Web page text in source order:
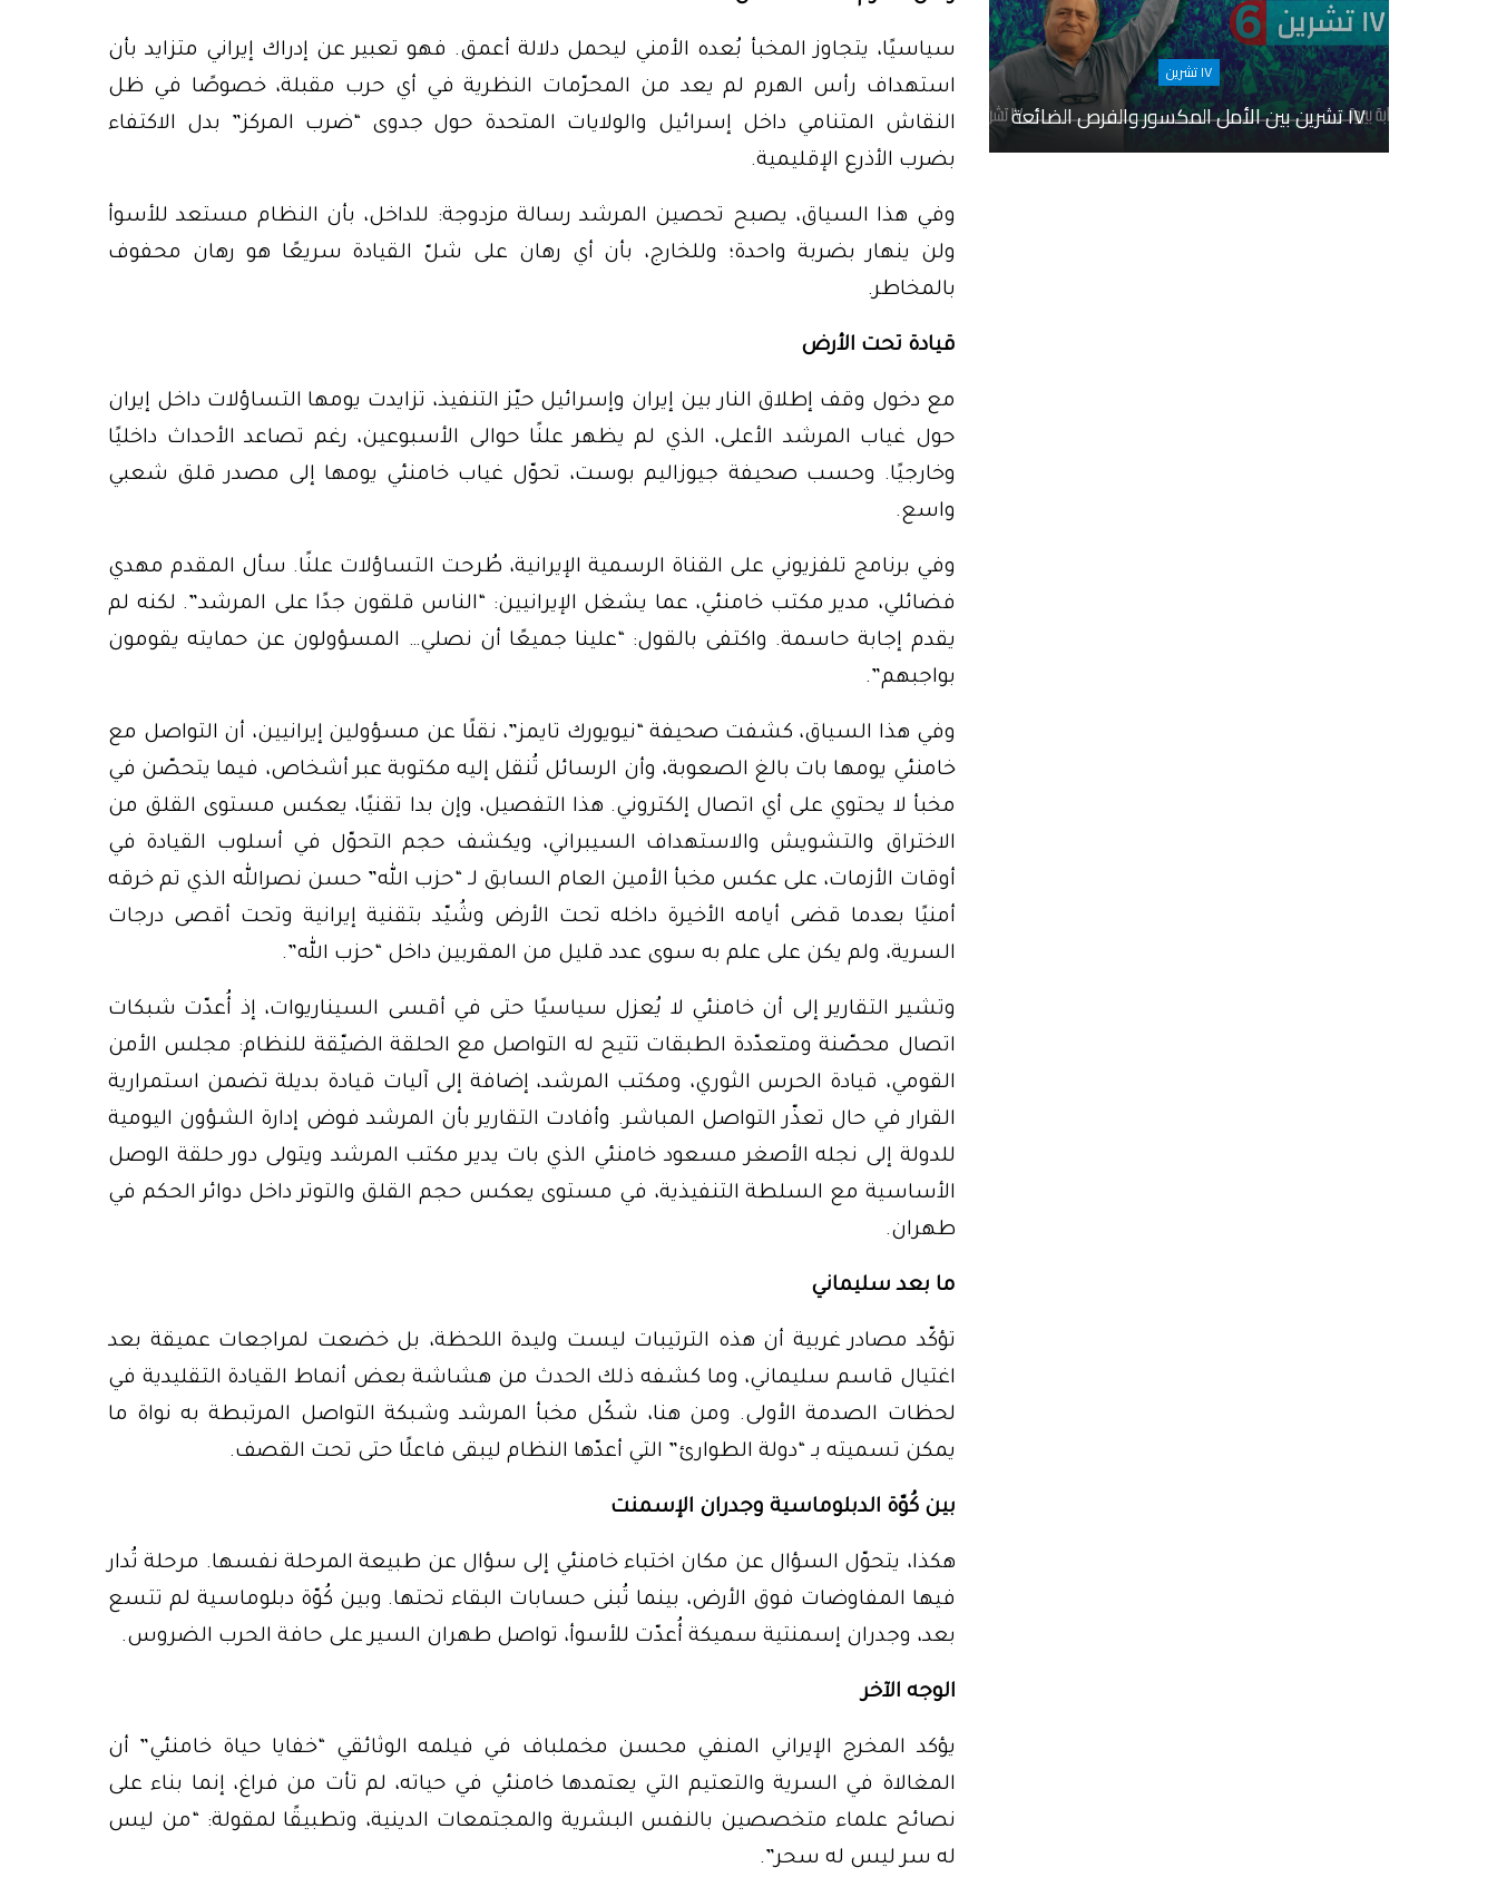
سياسيًا، يتجاوز المخبأ بُعده الأمني ليحمل دلالة أعمق. فهو تعبير عن إدراك إيراني متزايد بأن
استهداف رأس الهرم لم يعد من المحرّمات النظرية في أي حرب مقبلة، خصوصًا في ظل
النقاش المتنامي داخل إسرائيل والولايات المتحدة حول جدوى “ضرب المركز” بدل الاكتفاء
بضرب الأذرع الإقليمية.
وفي هذا السياق، يصبح تحصين المرشد رسالة مزدوجة: للداخل، بأن النظام مستعد للأسوأ
ولن ينهار بضربة واحدة؛ وللخارج، بأن أي رهان على شلّ القيادة سريعًا هو رهان محفوف
بالمخاطر.
قيادة تحت الأرض
مع دخول وقف إطلاق النار بين إيران وإسرائيل حيّز التنفيذ، تزايدت يومها التساؤلات داخل إيران
حول غياب المرشد الأعلى، الذي لم يظهر علنًا حوالى الأسبوعين، رغم تصاعد الأحداث داخليًا
وخارجيًا. وحسب صحيفة جيوزاليم بوست، تحوّل غياب خامنئي يومها إلى مصدر قلق شعبي
واسع.
وفي برنامج تلفزيوني على القناة الرسمية الإيرانية، طُرحت التساؤلات علنًا. سأل المقدم مهدي
فضائلي، مدير مكتب خامنئي، عما يشغل الإيرانيين: “الناس قلقون جدًا على المرشد”. لكنه لم
يقدم إجابة حاسمة. واكتفى بالقول: “علينا جميعًا أن نصلي… المسؤولون عن حمايته يقومون
بواجبهم”.
وفي هذا السياق، كشفت صحيفة “نيويورك تايمز”، نقلًا عن مسؤولين إيرانيين، أن التواصل مع
خامنئي يومها بات بالغ الصعوبة، وأن الرسائل تُنقل إليه مكتوبة عبر أشخاص، فيما يتحصّن في
مخبأ لا يحتوي على أي اتصال إلكتروني. هذا التفصيل، وإن بدا تقنيًا، يعكس مستوى القلق من
الاختراق والتشويش والاستهداف السيبراني، ويكشف حجم التحوّل في أسلوب القيادة في
أوقات الأزمات، على عكس مخبأ الأمين العام السابق لـ “حزب الله” حسن نصرالله الذي تم خرقه
أمنيًا بعدما قضى أيامه الأخيرة داخله تحت الأرض وشُيّد بتقنية إيرانية وتحت أقصى درجات
السرية، ولم يكن على علم به سوى عدد قليل من المقربين داخل “حزب الله”.
وتشير التقارير إلى أن خامنئي لا يُعزل سياسيًا حتى في أقسى السيناريوات، إذ أُعدّت شبكات
اتصال محصّنة ومتعدّدة الطبقات تتيح له التواصل مع الحلقة الضيّقة للنظام: مجلس الأمن
القومي، قيادة الحرس الثوري، ومكتب المرشد، إضافة إلى آليات قيادة بديلة تضمن استمرارية
القرار في حال تعذّر التواصل المباشر. وأفادت التقارير بأن المرشد فوض إدارة الشؤون اليومية
للدولة إلى نجله الأصغر مسعود خامنئي الذي بات يدير مكتب المرشد ويتولى دور حلقة الوصل
الأساسية مع السلطة التنفيذية، في مستوى يعكس حجم القلق والتوتر داخل دوائر الحكم في
طهران.
ما بعد سليماني
تؤكّد مصادر غربية أن هذه الترتيبات ليست وليدة اللحظة، بل خضعت لمراجعات عميقة بعد
اغتيال قاسم سليماني، وما كشفه ذلك الحدث من هشاشة بعض أنماط القيادة التقليدية في
لحظات الصدمة الأولى. ومن هنا، شكّل مخبأ المرشد وشبكة التواصل المرتبطة به نواة ما
يمكن تسميته بـ “دولة الطوارئ” التي أعدّها النظام ليبقى فاعلًا حتى تحت القصف.
بين كُوّة الدبلوماسية وجدران الإسمنت
هكذا، يتحوّل السؤال عن مكان اختباء خامنئي إلى سؤال عن طبيعة المرحلة نفسها. مرحلة تُدار
فيها المفاوضات فوق الأرض، بينما تُبنى حسابات البقاء تحتها. وبين كُوّة دبلوماسية لم تتسع
بعد، وجدران إسمنتية سميكة أُعدّت للأسوأ، تواصل طهران السير على حافة الحرب الضروس.
الوجه الآخر
يؤكد المخرج الإيراني المنفي محسن مخملباف في فيلمه الوثائقي “خفايا حياة خامنئي” أن
المغالاة في السرية والتعتيم التي يعتمدها خامنئي في حياته، لم تأت من فراغ، إنما بناء على
نصائح علماء متخصصين بالنفس البشرية والمجتمعات الدينية، وتطبيقًا لمقولة: “من ليس
له سر ليس له سحر”.
١٧ تشرين
١٧ تشرين بين الأمل المكسور والفرص الضائعة